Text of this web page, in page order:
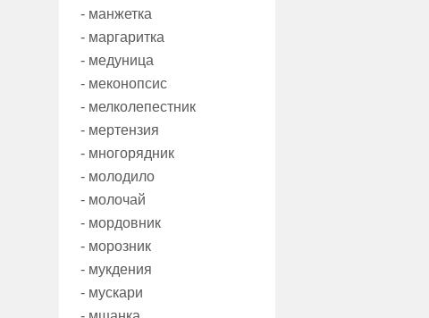
- манжетка
- маргаритка
- медуница
- меконопсис
- мелколепестник
- мертензия
- многорядник
- молодило
- молочай
- мордовник
- морозник
- мукдения
- мускари